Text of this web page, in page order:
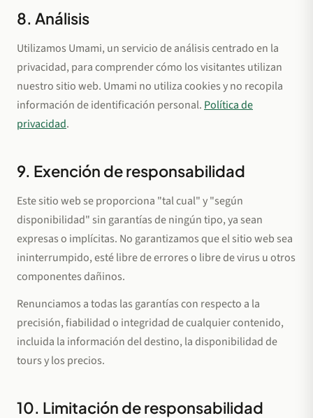
8. Análisis
Utilizamos Umami, un servicio de análisis centrado en la
privacidad, para comprender cómo los visitantes utilizan
nuestro sitio web. Umami no utiliza cookies y no recopila
información de identificación personal. Política de
privacidad.
9. Exención de responsabilidad
Este sitio web se proporciona "tal cual" y "según
disponibilidad" sin garantías de ningún tipo, ya sean
expresas o implícitas. No garantizamos que el sitio web sea
ininterrumpido, esté libre de errores o libre de virus u otros
componentes dañinos.
Renunciamos a todas las garantías con respecto a la
precisión, fiabilidad o integridad de cualquier contenido,
incluida la información del destino, la disponibilidad de
tours y los precios.
10. Limitación de responsabilidad